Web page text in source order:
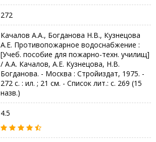
272
Качалов А.А., Богданова Н.В., Кузнецова
А.Е. Противопожарное водоснабжение :
[Учеб. пособие для пожарно-техн. училищ]
/ А.А. Качалов, А.Е. Кузнецова, Н.В.
Богданова. - Москва : Стройиздат, 1975. -
272 с. : ил. ; 21 см. - Список лит.: с. 269 (15
назв.)
4.5